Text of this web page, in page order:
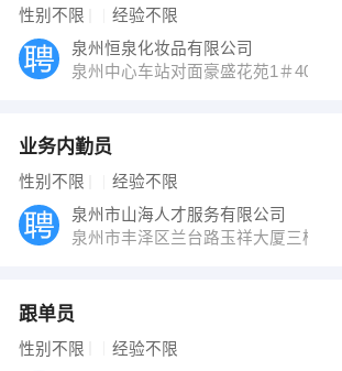
性别不限 经验不限
泉州恒泉化妆品有限公司
泉州中心车站对面豪盛花苑1＃405
业务内勤员
性别不限 经验不限
泉州市山海人才服务有限公司
泉州市丰泽区兰台路玉祥大厦三楼
跟单员
性别不限 经验不限